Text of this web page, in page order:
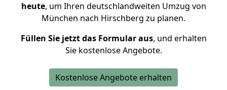
heute, um Ihren deutschlandweiten Umzug von
München nach Hirschberg zu planen.
Füllen Sie jetzt das Formular aus, und erhalten
Sie kostenlose Angebote.
Kostenlose Angebote erhalten